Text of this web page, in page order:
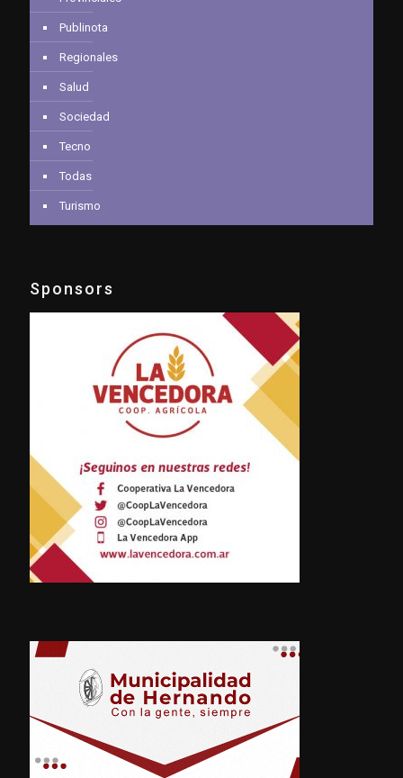
Publinota
Regionales
Salud
Sociedad
Tecno
Todas
Turismo
Sponsors